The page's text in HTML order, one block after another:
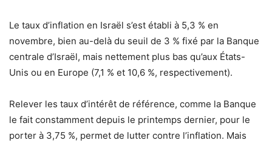
Le taux d’inflation en Israël s’est établi à 5,3 % en
novembre, bien au-delà du seuil de 3 % fixé par la Banque
centrale d’Israël, mais nettement plus bas qu’aux États-
Unis ou en Europe (7,1 % et 10,6 %, respectivement).
Relever les taux d’intérêt de référence, comme la Banque
le fait constamment depuis le printemps dernier, pour le
porter à 3,75 %, permet de lutter contre l’inflation. Mais